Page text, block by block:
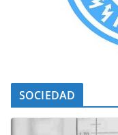
SOCIEDAD